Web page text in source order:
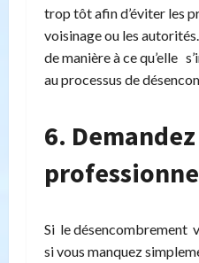
trop tôt afin d’éviter les
voisinage ou les
de manière à ce qu’elle
au processus de
6.
Si le désencombrement
si vous manquez